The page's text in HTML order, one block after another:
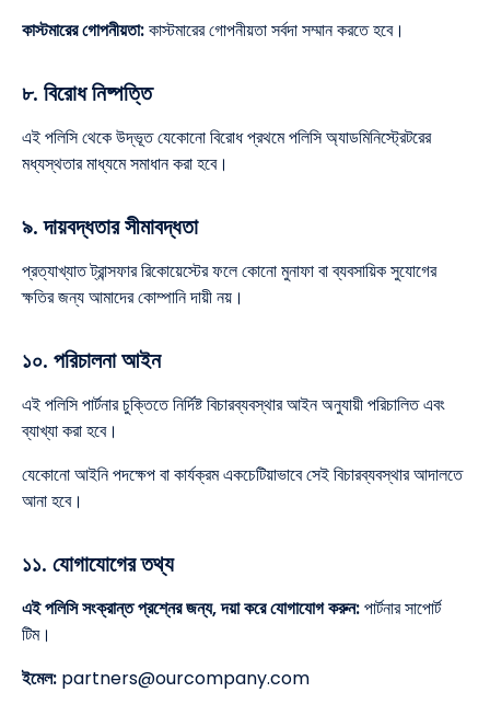
কাস্টমারের গোপনীয়তা:কাস্টমারের গোপনীয়তা সর্বদা সম্মান করতে হবে।
৮. বিরোধ নিষ্পত্তি
এই পলিসি থেকে উদ্ভূত যেকোনো বিরোধ প্রথমে পলিসি অ্যাডমিনিস্ট্রেটরের
মধ্যস্থতার মাধ্যমে সমাধান করা হবে।
৯. দায়বদ্ধতার সীমাবদ্ধতা
প্রত্যাখ্যাত ট্রান্সফার রিকোয়েস্টের ফলে কোনো মুনাফা বা ব্যবসায়িক সুযোগের
ক্ষতির জন্য আমাদের কোম্পানি দায়ী নয়।
১০. পরিচালনা আইন
এই পলিসি পার্টনার চুক্তিতে নির্দিষ্ট বিচারব্যবস্থার আইন অনুযায়ী পরিচালিত এবং
ব্যাখ্যা করা হবে।
যেকোনো আইনি পদক্ষেপ বা কার্যক্রম একচেটিয়াভাবে সেই বিচারব্যবস্থার আদালতে
আনা হবে।
১১. যোগাযোগের তথ্য
এই পলিসি সংক্রান্ত প্রশ্নের জন্য, দয়া করে যোগাযোগ করুন:পার্টনার সাপোর্ট
টিম।
ইমেল: partners@ourcompany.com